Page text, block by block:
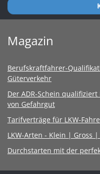
Magazin
Berufskraftfahrer-
Güterverkehr
Der ADR-Schein
von Gefahrgut
Tarifverträge für LKW-
LKW-Arten - Klein | Gross |
Durchstarten mit der